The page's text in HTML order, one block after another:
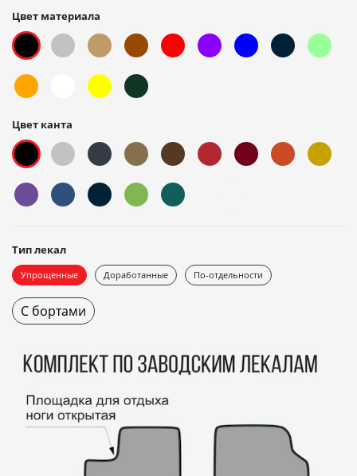
Цвет материала
Цвет канта
Тип лекал
Упрощенные Доработанные По-отдельности
С бортами